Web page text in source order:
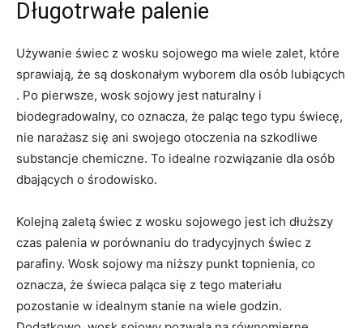
Długotrwałe palenie
Używanie świec ⁤z wosku sojowego ma wiele ⁤zalet, które ​
sprawiają, że są doskonałym ‌wyborem dla osób ⁤lubiących‌
. Po pierwsze, wosk ⁤sojowy jest naturalny i
biodegradowalny, co oznacza, że paląc tego typu świecę,
‌nie narażasz się ​ani⁤ swojego⁤ otoczenia na szkodliwe
substancje chemiczne. To idealne‌ rozwiązanie⁣ dla osób
dbających o środowisko.
Kolejną zaletą ⁢świec z ⁢wosku sojowego jest‍ ich dłuższy
czas palenia w ⁤porównaniu do tradycyjnych świec ⁣z
parafiny. Wosk sojowy ma niższy⁤ punkt topnienia, co
oznacza,⁢ że ​świeca paląca się z ​tego ⁤materiału
pozostanie w idealnym stanie na ‌wiele godzin.